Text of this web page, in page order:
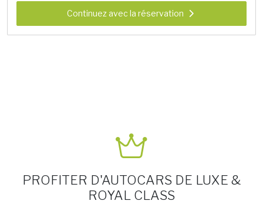
Continuez avec la réservation
PROFITER D'AUTOCARS DE LUXE &
ROYAL CLASS